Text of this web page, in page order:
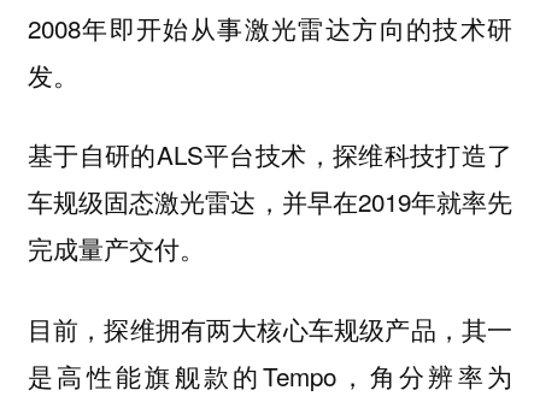
2008年即开始从事激光雷达方向的技术研
发。
基于自研的ALS平台技术，探维科技打造了
车规级固态激光雷达，并早在2019年就率先
完成量产交付。
目前，探维拥有两大核心车规级产品，其一
是高性能旗舰款的Tempo，角分辨率为